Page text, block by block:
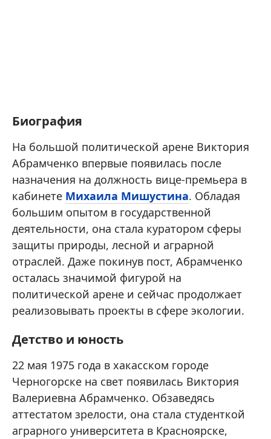
Биография
На большой политической арене Виктория
Абрамченко впервые появилась после
назначения на должность вице-премьера в
кабинете Михаила Мишустина. Обладая
большим опытом в государственной
деятельности, она стала куратором сферы
защиты природы, лесной и аграрной
отраслей. Даже покинув пост, Абрамченко
осталась значимой фигурой на
политической арене и сейчас продолжает
реализовывать проекты в сфере экологии.
Детство и юность
22 мая 1975 года в хакасском городе
Черногорске на свет появилась Виктория
Валериевна Абрамченко. Обзаведясь
аттестатом зрелости, она стала студенткой
аграрного университета в Красноярске,